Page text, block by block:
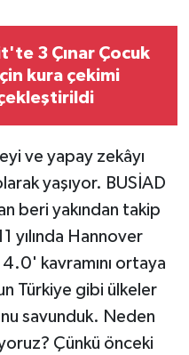
3 Çınar Çocuk
kura çekimi
ve yapay zekâyı
yaşıyor. BUSİAD
beri yakından takip
yılında Hannover
kavramını ortaya
Türkiye gibi ülkeler
savunduk. Neden
Çünkü önceki